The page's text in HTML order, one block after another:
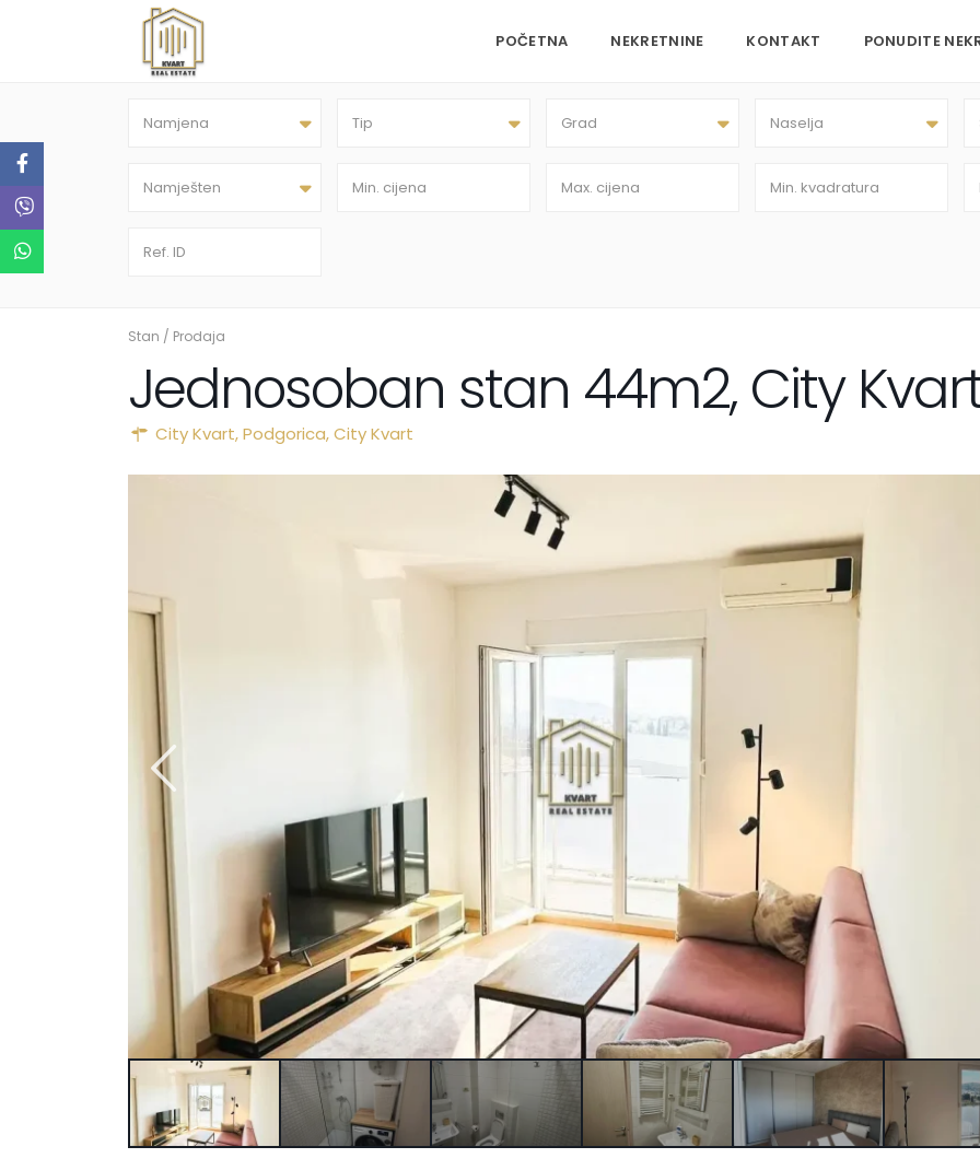
POČETNA NEKRETNINE KONTAKT PONUDITE
Namjena Tip Grad Naselja
Namješten
Stan / Prodaja
Jednosoban stan 44m2, City
City Kvart,Podgorica,City Kvart